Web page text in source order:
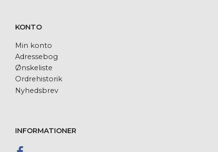
KONTO
Min konto
Adressebog
Ønskeliste
Ordrehistorik
Nyhedsbrev
INFORMATIONER